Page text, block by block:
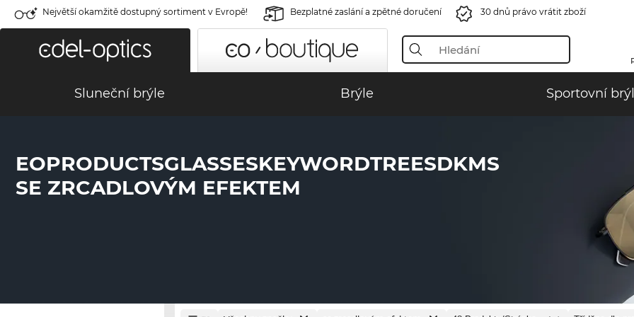
Největší okamžitě dostupný sortiment v Evropě! Bezplatné zaslání a zpětné doručení 30 dnů právo vrátit zboží
Sluneční brýle Brýle Sportovní
EOPRODUCTSGLASSESKEYWORDTREESDKMS
SE ZRCADLOVÝM EFEKTEM